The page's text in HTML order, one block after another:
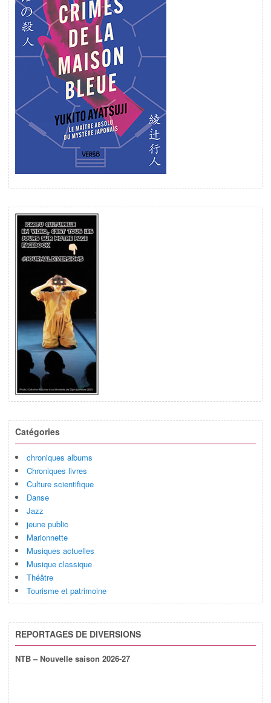
Catégories
chroniques albums
Chroniques livres
Culture scientifique
Danse
Jazz
jeune public
Marionnette
Musiques actuelles
Musique classique
Théâtre
Tourisme et patrimoine
REPORTAGES DE DIVERSIONS
NTB – Nouvelle saison 2026-27